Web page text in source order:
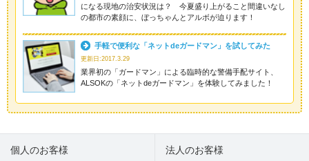
になる現地の治安状況は？ 今夏盛り上がること間違いなし
の都市の素顔に、ぼっちゃんとアルボが迫ります！
手軽で便利な「ネットdeガードマン」を試してみた
更新日:2017.3.29
業界初の「ガードマン」による臨時的な警備手配サイト、
ALSOKの「ネットdeガードマン」を体験してみました！
個人のお客様 法人のお客様